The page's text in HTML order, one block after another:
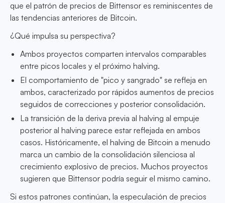
que el patrón de precios de Bittensor es reminiscentes de
las tendencias anteriores de Bitcoin.
¿Qué impulsa su perspectiva?
Ambos proyectos comparten intervalos comparables
entre picos locales y el próximo halving.
El comportamiento de "pico y sangrado" se refleja en
ambos, caracterizado por rápidos aumentos de precios
seguidos de correcciones y posterior consolidación.
La transición de la deriva previa al halving al empuje
posterior al halving parece estar reflejada en ambos
casos. Históricamente, el halving de Bitcoin a menudo
marca un cambio de la consolidación silenciosa al
crecimiento explosivo de precios. Muchos proyectos
sugieren que Bittensor podría seguir el mismo camino.
Si estos patrones continúan, la especulación de precios